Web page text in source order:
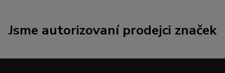
Jsme autorizovaní prodejci značek